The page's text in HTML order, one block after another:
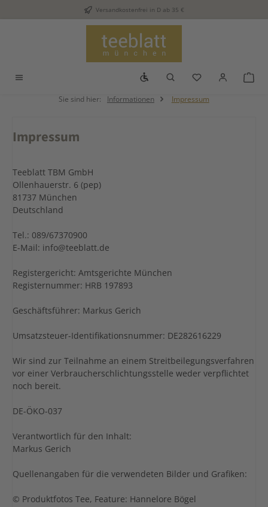
Zum Hauptinhalt springenVersandkostenfrei in D ab 35 €
Werkzeugleiste anzeigen
Du hast 0
Sie sind hier: Informationen Impressum
Impressum
Teeblatt TBM GmbH
Ollenhauerstr. 6 (pep)
81737 München
Deutschland
Tel.: 089/67370900
E-Mail: info@teeblatt.de
Registergericht: Amtsgerichte München
Registernummer: HRB 197893
Geschäftsführer: Markus Gerich
Umsatzsteuer-Identifikationsnummer: DE282616229
Wir sind zur Teilnahme an einem Streitbeilegungsverfahren
vor einer Verbraucherschlichtungsstelle weder verpflichtet
noch bereit.
DE-ÖKO-037
Verantwortlich für den Inhalt:
Markus Gerich
Quellenangaben für die verwendeten Bilder und Grafiken:
© Produktfotos Tee, Feature: Hannelore Bögel